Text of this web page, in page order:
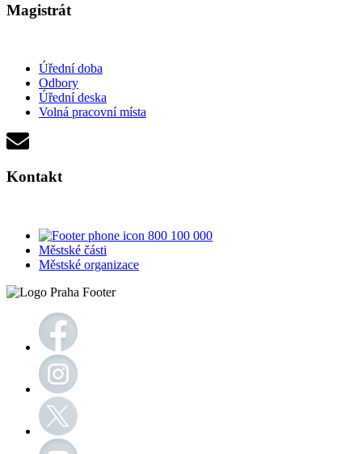
Magistrát
Úřední doba
Odbory
Úřední deska
Volná pracovní místa
Kontakt
800 100 000
Městské části
Městské organizace